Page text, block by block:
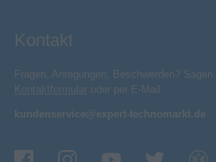
Kontakt
Fragen, Anregungen, Beschwerden?
Kontaktformular oder per E-Mail:
kundenservice@expert-technomarkt.de